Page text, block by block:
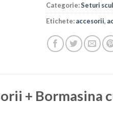
Categorie:Seturi
Etichete:accesorii,
+ Bormasina